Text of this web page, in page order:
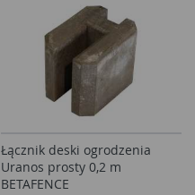
Łącznik deski ogrodzenia
Uranos prosty 0,2 m
BETAFENCE